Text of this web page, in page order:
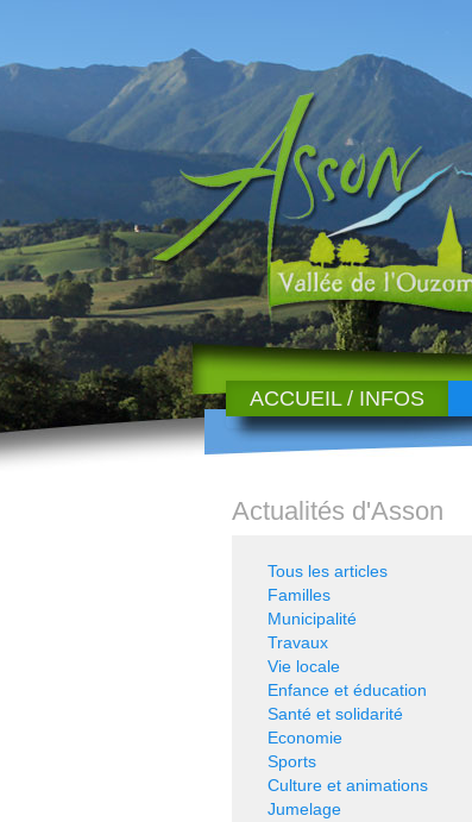
ACCUEIL / INFOS
Actualités d'Asson
Tous les articles
Familles
Municipalité
Travaux
Vie locale
Enfance et éducation
Santé et solidarité
Economie
Sports
Culture et animations
Jumelage